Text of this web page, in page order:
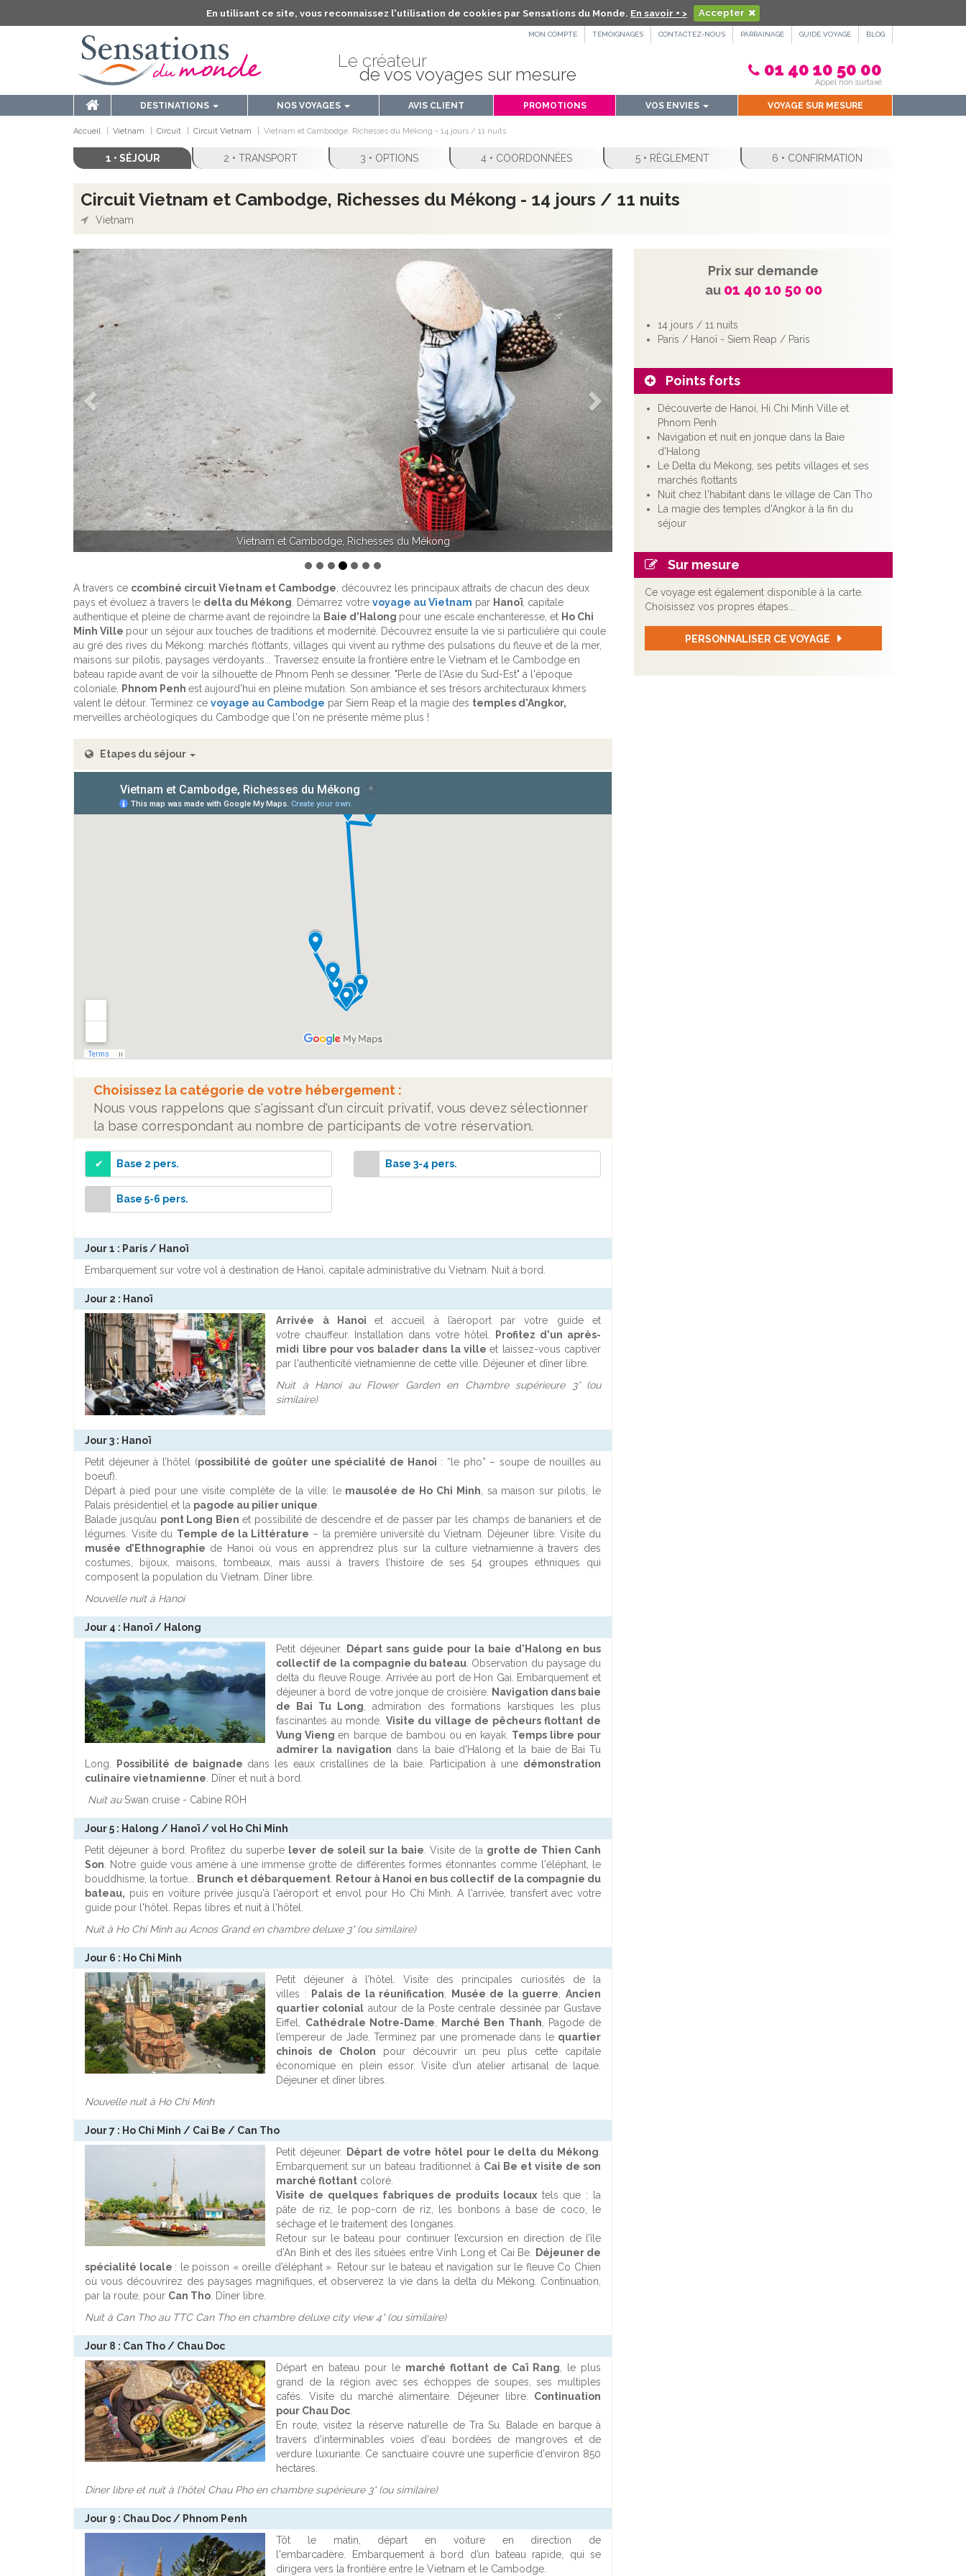
En utilisant ce site, vous reconnaissez l'utilisation de cookies par Sensations du Monde. En savoir + > Accepter
MON COMPTE TÉMOIGNAGES CONTACTEZ-NOUS PARRAINAGE GUIDE VOYAGE BLOG
Le créateur
de vos voyages sur mesure 01 40 10 50 00
Appel non surtaxé
DESTINATIONS NOS VOYAGES AVIS CLIENT PROMOTIONS VOS ENVIES VOYAGE SUR MESURE
Accueil Vietnam Circuit Circuit Vietnam Vietnam et Cambodge, Richesses du Mékong - 14 jours / 11 nuits
1 • SÉJOUR 2 • TRANSPORT 3 • OPTIONS 4 • COORDONNÉES 5 • RÈGLEMENT 6 • CONFIRMATION
Circuit Vietnam et Cambodge, Richesses du Mékong - 14 jours / 11 nuits
Vietnam
Prix sur demande
au 01 40 10 50 00
14 jours / 11 nuits
Paris / Hanoï - Siem Reap / Paris
Points forts
Découverte de Hanoi, Hi Chi Minh Ville et
Phnom Penh
Navigation et nuit en jonque dans la Baie
d'Halong
Le Delta du Mekong, ses petits villages et ses
marchés flottants
Nuit chez l'habitant dans le village de Can Tho
La magie des temples d'Angkor à la fin du
séjour
Sur mesure
Ce voyage est également disponible à la carte.
Choisissez vos propres étapes...
PERSONNALISER CE VOYAGE
Delta du Mekong
Précédent Suivant
A travers ce ccombiné circuit Vietnam et Cambodge, découvrez les principaux attraits de chacun des deux
pays et évoluez à travers le delta du Mékong. Démarrez votre voyage au Vietnam par Hanoï, capitale
authentique et pleine de charme avant de rejoindre la Baie d'Halong pour une escale enchanteresse, et Ho Chi
Minh Ville pour un séjour aux touches de traditions et modernité. Découvrez ensuite la vie si particulière qui coule
au gré des rives du Mékong: marchés flottants, villages qui vivent au rythme des pulsations du fleuve et de la mer,
maisons sur pilotis, paysages verdoyants... Traversez ensuite la frontière entre le Vietnam et le Cambodge en
bateau rapide avant de voir la silhouette de Phnom Penh se dessiner. "Perle de l'Asie du Sud-Est" à l'époque
coloniale, Phnom Penh est aujourd'hui en pleine mutation. Son ambiance et ses trésors architecturaux khmers
valent le détour. Terminez ce voyage au Cambodge par Siem Reap et la magie des temples d'Angkor,
merveilles archéologiques du Cambodge que l'on ne présente même plus !
Etapes du séjour
Choisissez la catégorie de votre hébergement :
Nous vous rappelons que s'agissant d'un circuit privatif, vous devez sélectionner
la base correspondant au nombre de participants de votre réservation.
Base 2 pers. Base 3-4 pers.
Base 5-6 pers.
Jour 1 : Paris / Hanoï
Embarquement sur votre vol à destination de Hanoï, capitale administrative du Vietnam. Nuit à bord.
Jour 2 : Hanoï
Arrivée à Hanoiet accueil à l’aéroport par votre guide et
votre chauffeur. Installation dans votre hôtel.
Profitez d'un après-
midi libre pour vos balader dans la villeet laissez-vous captiver
par l'authenticité vietnamienne de cette ville. Déjeuner et dîner libre.
Nuit à Hanoi au Flower Garden en Chambre supérieure 3* (ou
similaire)
Jour 3 : Hanoï
Petit déjeuner à l’hôtel (possibilité de goûter une spécialité de Hanoi : “le pho” – soupe de nouilles au
boeuf).
Départ à pied pour une visite complète de la ville: le mausolée de Ho Chi Minh , sa maison sur pilotis, le
Palais présidentiel et la pagode au pilier unique
Balade jusqu’au pont Long Bien et possibilité de descendre et de passer par les champs de bananiers et de
légumes. Visite du Temple de la Littérature – la première université du Vietnam. Déjeuner libre. Visite du
musée d’Ethnographie de Hanoi où vous en apprendrez plus sur la culture vietnamienne à travers des
costumes, bijoux, maisons, tombeaux, mais aussi à travers l’histoire de ses 54 groupes ethniques qui
composent la population du Vietnam. Dîner libre.
Nouvelle nuit à Hanoi
Jour 4 : Hanoï / Halong
Petit déjeuner.
Départ sans guide pour la baie d'Halong en bus
collectif de la compagnie du bateau . Observation du paysage du
delta du fleuve Rouge. Arrivée au port de Hon Gai. Embarquement et
déjeuner à bord de votre jonque de croisière.
Navigation dans baie
de Bai Tu Long , admiration des formations karstiques les plus
fascinantes au monde. Visite du village de pêcheurs flottant de
Vung Viengen barque de bambou ou en kayak. Temps libre pour
admirer la navigation dans la baie d'Halong et la baie de Bai Tu
Long.
Possibilité de baignade dans les eaux cristallines de la baie. Participation à une démonstration
culinaire vietnamienne . Dîner et nuit à bord.
Nuit au Swan cruise - Cabine ROH
Jour 5 : Halong / Hanoï / vol Ho Chi Minh
Petit déjeuner à bord. Profitez du superbe lever de soleil sur la baie . Visite de la grotte de Thien Canh
Son . Notre guide vous amène à une immense grotte de différentes formes étonnantes comme l'éléphant, le
bouddhisme, la tortue...
Brunch et débarquement.
Retour à Hanoi en bus collectif de la compagnie du
bateau, puis en voiture privée jusqu'à l'aéroport et envol pour Ho Chi Minh. A l'arrivée, transfert avec votre
guide pour l'hôtel. Repas libres et nuit à l'hôtel.
Nuit à Ho Chi Minh au Acnos Grand en chambre deluxe 3* (ou similaire)
Jour 6 : Ho Chi Minh
Petit déjeuner à l’hôtel. Visite des principales curiosités de la
villes :
Palais de la réunification Musée de la guerre ,Ancien
quartier colonial autour de la Poste centrale dessinée par Gustave
Eiffel, Cathédrale Notre-Dame Marché Ben Thanh , Pagode de
l’empereur de Jade. Terminez par une promenade dans le quartier
chinois de Cholon pour découvrir un peu plus cette capitale
économique en plein essor. Visite d’un atelier artisanal de laque.
Déjeuner et dîner libres.
Nouvelle nuit à Ho Chi Minh
Jour 7 : Ho Chi Minh / Cai Be / Can Tho
Petit déjeuner.
Départ de votre hôtel pour le delta du Mékong
Embarquement sur un bateau traditionnel à Cai Be et visite de son
marché flottant coloré.
Visite de quelques fabriques de produits locauxtels que : la
pâte de riz, le pop-corn de riz, les bonbons à base de coco, le
séchage et le traitement des longanes.
Retour sur le bateau pour continuer l’excursion en direction de l’île
d’An Binh et des îles situées entre Vinh Long et Cai Be.
Déjeuner de
spécialité locale : le poisson « oreille d’éléphant ». Retour sur le bateau et navigation sur le fleuve Co Chien
où vous découvrirez des paysages magnifiques, et observerez la vie dans la delta du Mékong. Continuation,
par la route, pour Can Tho . Dîner libre.
Nuit à Can Tho au TTC Can Tho en chambre deluxe city view 4* (ou similaire)
Jour 8 : Can Tho / Chau Doc
Départ en bateau pour le marché flottant de Caï Rang , le plus
grand de la région avec ses échoppes de soupes, ses multiples
cafés. Visite du marché alimentaire. Déjeuner libre. Continuation
pour Chau Doc
En route, visitez la réserve naturelle de Tra Su. Balade en barque à
travers d'interminables voies d'eau bordées de mangroves et de
verdure luxuriante. Ce sanctuaire couvre une superficie d'environ 850
hectares.
Diner libre et nuit à l’hôtel Chau Pho en chambre supérieure 3* (ou similaire)
Jour 9 : Chau Doc / Phnom Penh
Tôt le matin, départ en voiture en direction de
l'embarcadère. Embarquement à bord d’un bateau rapide, qui se
dirigera vers la frontière entre le Vietnam et le Cambodge.